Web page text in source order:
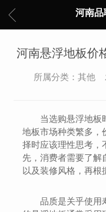
河南品
河南悬浮地板价
所属分类：其他
当选购悬浮地板
地板市场种类繁多，
择时应该理性思考，
先，消费者需要了解
以及装修风格，再根
品质是关乎使用